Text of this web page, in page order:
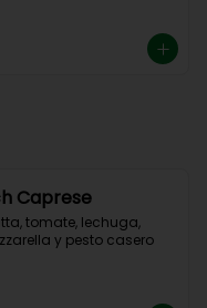
Caprese
tomate, lechuga,
y pesto casero